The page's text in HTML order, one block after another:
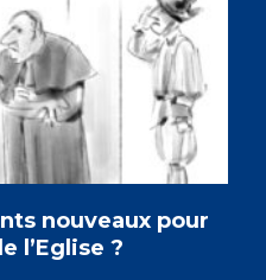
nouveaux pour
l’Eglise ?